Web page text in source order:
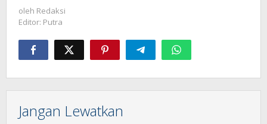
oleh Redaksi
Editor: Putra
Jangan Lewatkan